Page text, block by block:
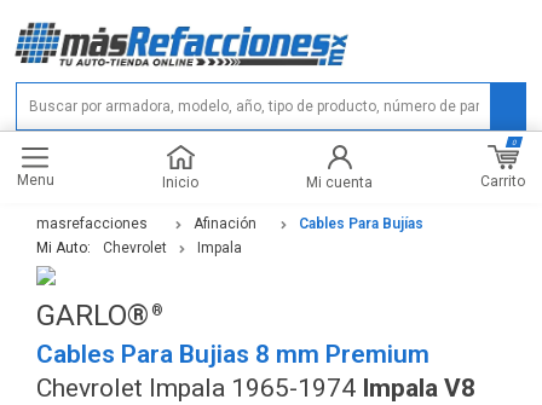
Menu Inicio Mi cuenta Carrito
0
masrefacciones Afinación
Cables Para Bujías
Mi Auto:
Chevrolet Impala
GARLO®
Cables Para Bujias 8 mm Premium
Chevrolet Impala 1965-1974 Impala V8